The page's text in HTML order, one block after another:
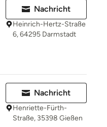
Nachricht
Heinrich-Hertz-Straße
6, 64295 Darmstadt
Nachricht
Henriette-Fürth-
Straße, 35398 Gießen